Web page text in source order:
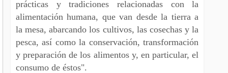
prácticas y tradiciones relacionadas con la
alimentación humana, que van desde la tierra a
la mesa, abarcando los cultivos, las cosechas y la
pesca, así como la conservación, transformación
y preparación de los alimentos y, en particular, el
consumo de éstos".